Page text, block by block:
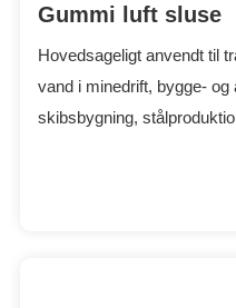
Gummi luft sluse
Hovedsageligt anvendt til
vand i minedrift, bygge-
skibsbygning,